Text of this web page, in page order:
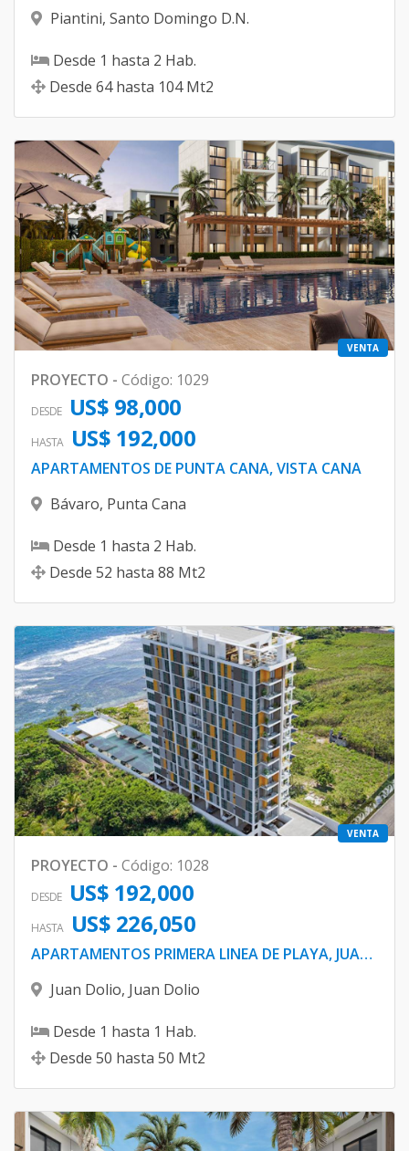
Piantini, Santo Domingo D.N.
Desde 1 hasta 2 Hab.
Desde 64 hasta 104 Mt2
VENTA
PROYECTO - Código: 1029
DESDE US$ 98,000
HASTA US$ 192,000
APARTAMENTOS DE PUNTA CANA, VISTA CANA
Bávaro, Punta Cana
Desde 1 hasta 2 Hab.
Desde 52 hasta 88 Mt2
VENTA
PROYECTO - Código: 1028
DESDE US$ 192,000
HASTA US$ 226,050
APARTAMENTOS PRIMERA LINEA DE PLAYA, JUAN DOLIO
Juan Dolio, Juan Dolio
Desde 1 hasta 1 Hab.
Desde 50 hasta 50 Mt2